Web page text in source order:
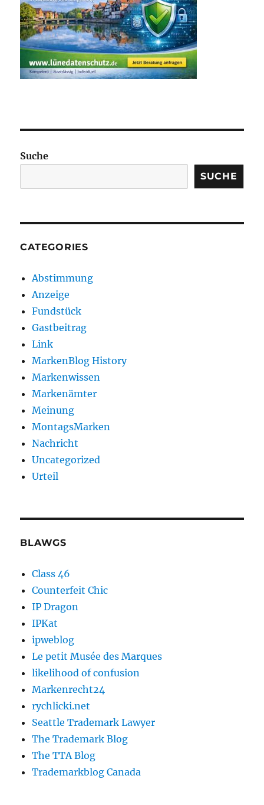
Suche
SUCHE
CATEGORIES
Abstimmung
Anzeige
Fundstück
Gastbeitrag
Link
MarkenBlog History
Markenwissen
Markenämter
Meinung
MontagsMarken
Nachricht
Uncategorized
Urteil
BLAWGS
Class 46
Counterfeit Chic
IP Dragon
IPKat
ipweblog
Le petit Musée des Marques
likelihood of confusion
Markenrecht24
rychlicki.net
Seattle Trademark Lawyer
The Trademark Blog
The TTA Blog
Trademarkblog Canada